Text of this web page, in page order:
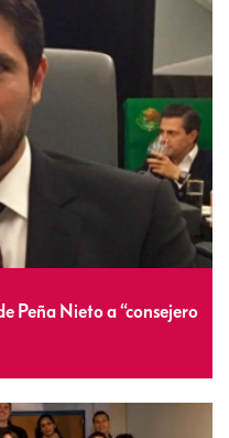
Peña Nieto a “consejero